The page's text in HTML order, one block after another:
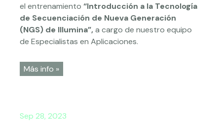
el entrenamiento “Introducción a la Tecnología
de Secuenciación de Nueva Generación
(NGS) de Illumina”,a cargo de nuestro equipo
de Especialistas en Aplicaciones.
Más info »
Sep 28, 2023